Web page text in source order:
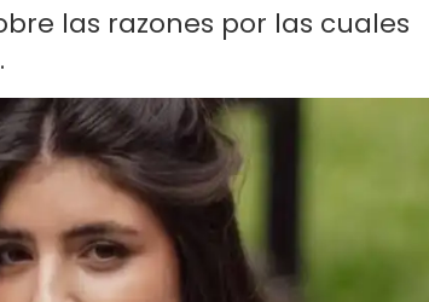
las razones por las cuales